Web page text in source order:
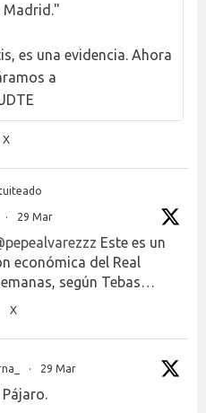
Madrid."
es una evidencia. Ahora
a
X
· 29 Mar
Este es un
económica del Real
según Tebas…
X
· 29 Mar